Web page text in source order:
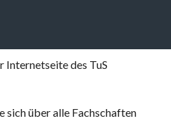
des TuS
sich über alle Fachschaften